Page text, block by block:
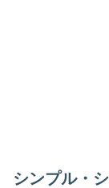
シンプル・